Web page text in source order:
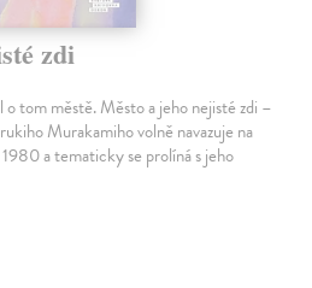
zdi
o tom městě. Město a jeho nejisté zdi –
Murakamiho volně navazuje na
a tematicky se prolíná s jeho